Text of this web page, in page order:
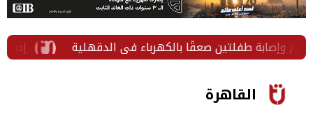
إصابة 5 أشخاص في حادث تصادم على طريق نوسا أجا بالدقهلية طفلتين صعقًا بالكهرباء في الدقهلية
القاهرة